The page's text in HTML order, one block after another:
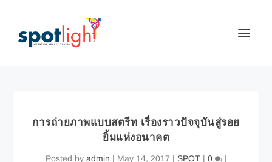
การถ่ายภาพแบบสตรีท เรื่องราวปัจจุบันสู่รอย
ยิ้มแห่งอนาคต
Posted by admin | May 14, 2017 | SPOT| 0 |